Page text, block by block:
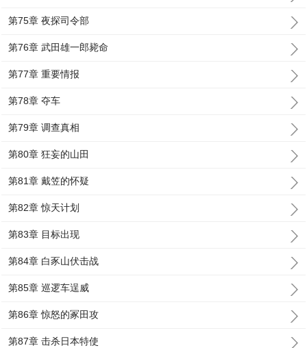
第75章 夜探司令部
第76章 武田雄一郎毙命
第77章 重要情报
第78章 夺车
第79章 调查真相
第80章 狂妄的山田
第81章 戴笠的怀疑
第82章 惊天计划
第83章 目标出现
第84章 白豕山伏击战
第85章 巡逻车逞威
第86章 惊怒的冢田攻
第87章 击杀日本特使